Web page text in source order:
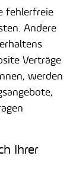
fehlerfreie
Andere
Verträge
werden
Ihrer